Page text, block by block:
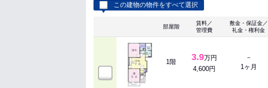
この建物の物件をすべて選択
部屋階
賃料／
管理費
敷金・保証金／
礼金・権利金
1階 3.9万円
4,600円
－
1ヶ月